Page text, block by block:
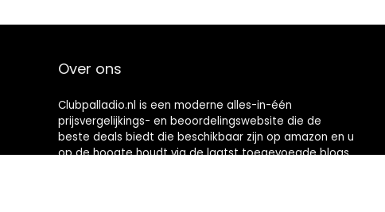
Over ons
Clubpalladio.nl is een moderne alles-in-één
prijsvergelijkings- en beoordelingswebsite die de
beste deals biedt die beschikbaar zijn op amazon en u
op de hoogte houdt via de laatst toegevoegde blogs.